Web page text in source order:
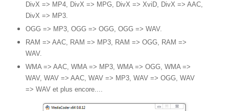
DivX => MP4, DivX => MPG, DivX => XviD, DivX => AAC,
DivX => MP3.
OGG => MP3, OGG => OGG, OGG => WAV.
RAM => AAC, RAM => MP3, RAM => OGG, RAM =>
WAV.
WMA => AAC, WMA => MP3, WMA => OGG, WMA =>
WAV, WAV => AAC, WAV => MP3, WAV => OGG, WAV
=> WAV et plus encore....